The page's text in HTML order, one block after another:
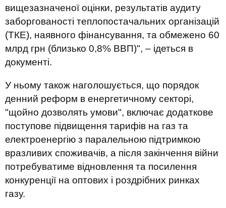
вищезазначеної оцінки, результатів аудиту
заборгованості теплопостачальних організацій
(ТКЕ), наявного фінансування, та обмежено 60
млрд грн (близько 0,8% ВВП)", – ідеться в
документі.
У ньому також наголошується, що порядок
денний реформ в енергетичному секторі,
"щойно дозволять умови", включає додаткове
поступове підвищення тарифів на газ та
електроенергію з паралельною підтримкою
вразливих споживачів, а після закінчення війни
потребуватиме відновлення та посилення
конкуренції на оптових і роздрібних ринках
газу.